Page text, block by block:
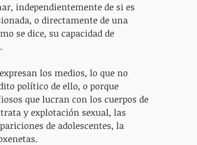
independientemente de si es
o directamente de una
se dice, su capacidad de
los medios, lo que no
político de ello, o porque
que lucran con los cuerpos de
y explotación sexual, las
de adolescentes, la